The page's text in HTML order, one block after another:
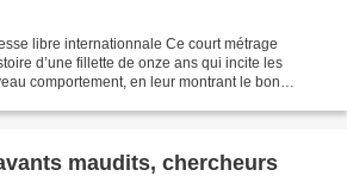
libre internationnale Ce court métrage
d’une fillette de onze ans qui incite les
comportement, en leur montrant le bon
maudits, chercheurs